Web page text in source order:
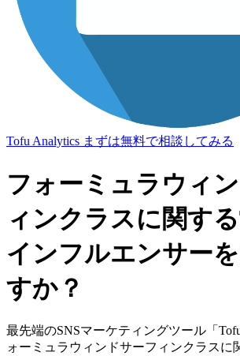
Tofu Analytics まずは無料で相談してみる
フォーミュラウィ
ィンクラスに関す
インフルエンサー
すか？
最先端のSNSマーケティングツール「
ォーミュラウィンドサーフィンクラスに